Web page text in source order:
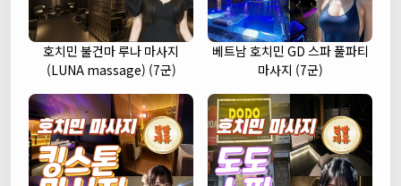
호치민 불건마 루나 마사지
(LUNA massage) (7군)
베트남 호치민 GD 스파 풀파티
마사지 (7군)